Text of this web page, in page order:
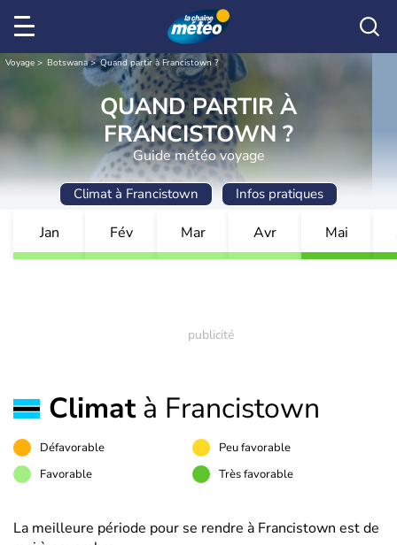
Voyage Botswana Quand partir à Francistown ?
QUAND PARTIR À
FRANCISTOWN ?
Guide météo voyage
Climat à Francistown Infos pratiques
Jan Fév Mar Avr Mai
Climatà Francistown
Défavorable
Peu favorable
Favorable
Très favorable
La meilleure période pour se rendre à Francistown est de